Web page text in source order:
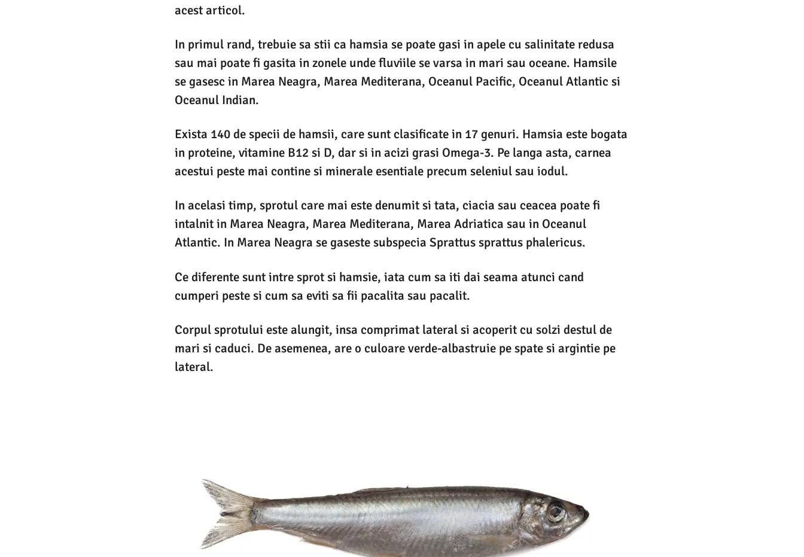
acest articol.
In primul rand, trebuie sa stii ca hamsia se poate gasi in apele cu salinitate redusa
sau mai poate fi gasita in zonele unde fluviile se varsa in mari sau oceane. Hamsile
se gasesc in Marea Neagra, Marea Mediterana, Oceanul Pacific, Oceanul Atlantic si
Oceanul Indian.
Exista 140 de specii de hamsii, care sunt clasificate in 17 genuri. Hamsia este bogata
in proteine, vitamine B12 si D, dar si in acizi grasi Omega-3. Pe langa asta, carnea
acestui peste mai contine si minerale esentiale precum seleniul sau iodul.
In acelasi timp, sprotul care mai este denumit si tata, ciacia sau ceacea poate fi
intalnit in Marea Neagra, Marea Mediterana, Marea Adriatica sau in Oceanul
Atlantic. In Marea Neagra se gaseste subspecia Sprattus sprattus phalericus.
Ce diferente sunt intre sprot si hamsie, iata cum sa iti dai seama atunci cand
cumperi peste si cum sa eviti sa fii pacalita sau pacalit.
Corpul sprotului este alungit, insa comprimat lateral si acoperit cu solzi destul de
mari si caduci. De asemenea, are o culoare verde-albastruie pe spate si argintie pe
lateral.